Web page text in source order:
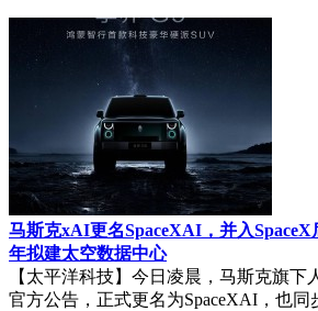
马斯克xAI更名SpaceXAI，并入
年拟建太空数据中心
【太平洋科技】今日凌晨，马斯克旗
官方公告，正式更名为SpaceXAI，也